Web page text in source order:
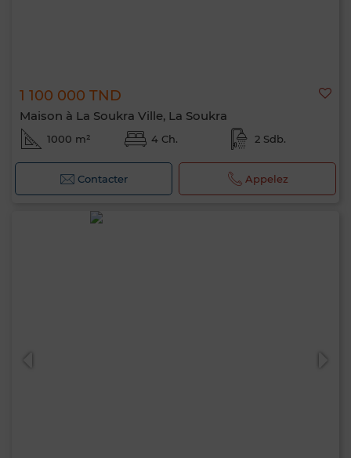
1 100 000 TND
Maison à La Soukra Ville, La Soukra
1000 m² 4 Ch. 2 Sdb.
Contacter Appelez